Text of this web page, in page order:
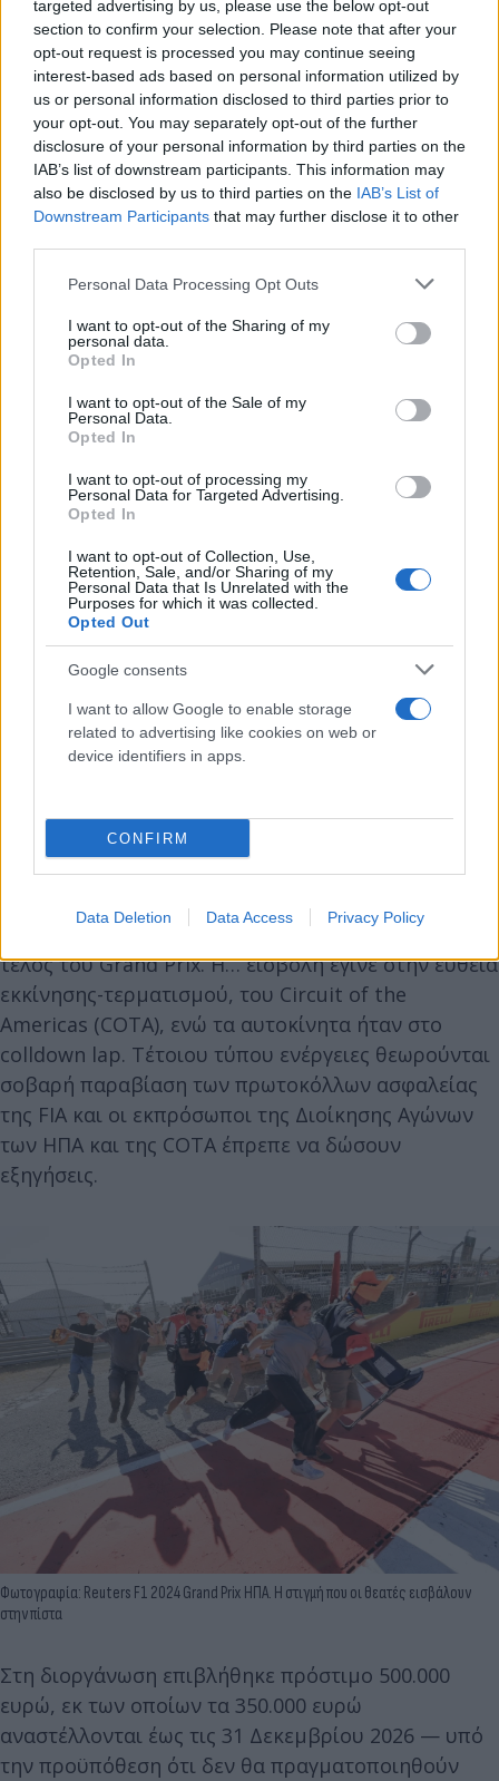
targeted advertising by us, please use the below opt-out
section to confirm your selection. Please note that after your
opt-out request is processed you may continue seeing
interest-based ads based on personal information utilized by
us or personal information disclosed to third parties prior to
your opt-out. You may separately opt-out of the further
disclosure of your personal information by third parties on the
IAB’s list of downstream participants. This information may
also be disclosed by us to third parties on the IAB’s List of
Downstream Participants that may further disclose it to other
Please note that this website/app uses one or more Google
not limited to your visit or usage behaviour. You may click to
grant or deny consent to Google and its third-party tags to
use your data for below specified purposes in below Google
consent section.
Personal Data Processing Opt Outs
I want to opt-out of the Sharing of my
personal data.
Opted In
I want to opt-out of the Sale of my
Personal Data.
Opted In
I want to opt-out of processing my
Personal Data for Targeted Advertising.
Opted In
I want to opt-out of Collection, Use,
Retention, Sale, and/or Sharing of my
Personal Data that Is Unrelated with the
Purposes for which it was collected.
Opted Out
Google consents
I want to allow Google to enable storage
related to advertising like cookies on web or
device identifiers in apps.
CONFIRM
Data Deletion Data Access Privacy Policy
Πρόστιμο 500.000 ευρώ στην διοργάνωση
του αγώνα
Με ποινή 500.000 ευρώ τιμωρήθηκε η διοργάνωση
του Grand Prix των ΗΠΑ, μετά από εισβολή 200
οπαδών στην πίστα, πριν ολοκληρωθεί ο αγώνας.
Οι θεατές μπήκαν στην διαδρομή ενώ τα
μονοθέσια ήταν ακόμα στον γύρο cooldown στο
τέλος του Grand Prix. Η… εισβολή έγινε στην ευθεία
εκκίνησης-τερματισμού, του Circuit of the
Americas (COTA), ενώ τα αυτοκίνητα ήταν στο
colldown lap. Τέτοιου τύπου ενέργειες θεωρούνται
σοβαρή παραβίαση των πρωτοκόλλων ασφαλείας
της FIA και οι εκπρόσωποι της Διοίκησης Αγώνων
των ΗΠΑ και της COTA έπρεπε να δώσουν
εξηγήσεις.
Φωτογραφία: Reuters F1 2024 Grand Prix ΗΠΑ. Η στιγμή που οι θεατές εισβάλουν
στην πίστα
Στη διοργάνωση επιβλήθηκε πρόστιμο 500.000
ευρώ, εκ των οποίων τα 350.000 ευρώ
αναστέλλονται έως τις 31 Δεκεμβρίου 2026 — υπό
την προϋπόθεση ότι δεν θα πραγματοποιηθούν